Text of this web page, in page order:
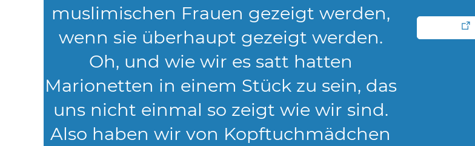
muslimischen Frauen gezeigt werden,
wenn sie überhaupt gezeigt werden.
Oh, und wie wir es satt hatten
Marionetten in einem Stück zu sein, das
uns nicht einmal so zeigt wie wir sind.
Also haben wir von Kopftuchmädchen